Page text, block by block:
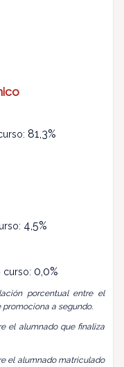
81,3%
4,5%
curso: 0,0%
porcentual entre el
a segundo.
el alumnado que finaliza
el alumnado matriculado